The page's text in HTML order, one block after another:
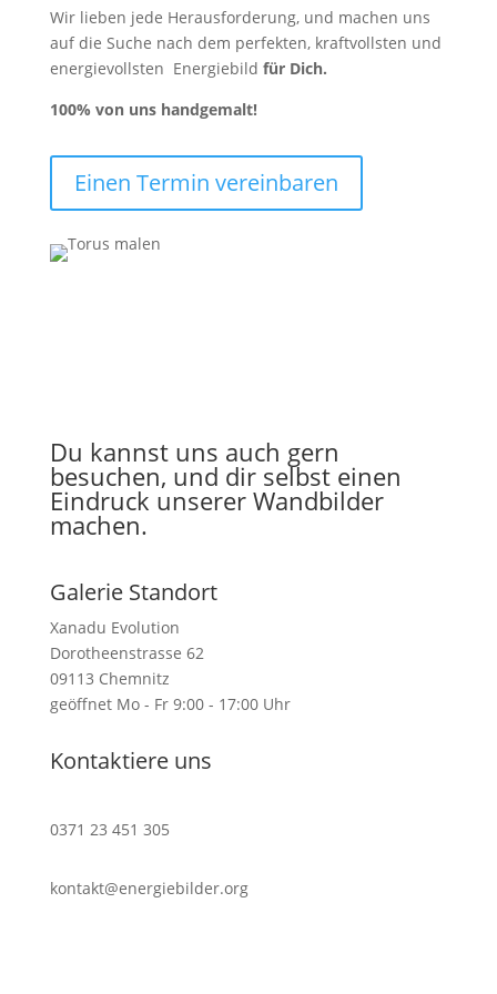
Wir lieben jede Herausforderung, und machen uns
auf die Suche nach dem perfekten, kraftvollsten und
energievollsten Energiebild für Dich.
100% von uns handgemalt!
Einen Termin vereinbaren
Du kannst uns auch gern
besuchen, und dir selbst einen
Eindruck unserer Wandbilder
machen.
Galerie Standort
Xanadu Evolution
Dorotheenstrasse 62
09113 Chemnitz
geöffnet Mo - Fr 9:00 - 17:00 Uhr
Kontaktiere uns
0371 23 451 305
kontakt@energiebilder.org